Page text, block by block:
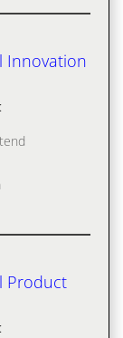
Innovation
Product